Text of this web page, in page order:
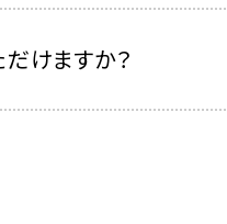
けますか？